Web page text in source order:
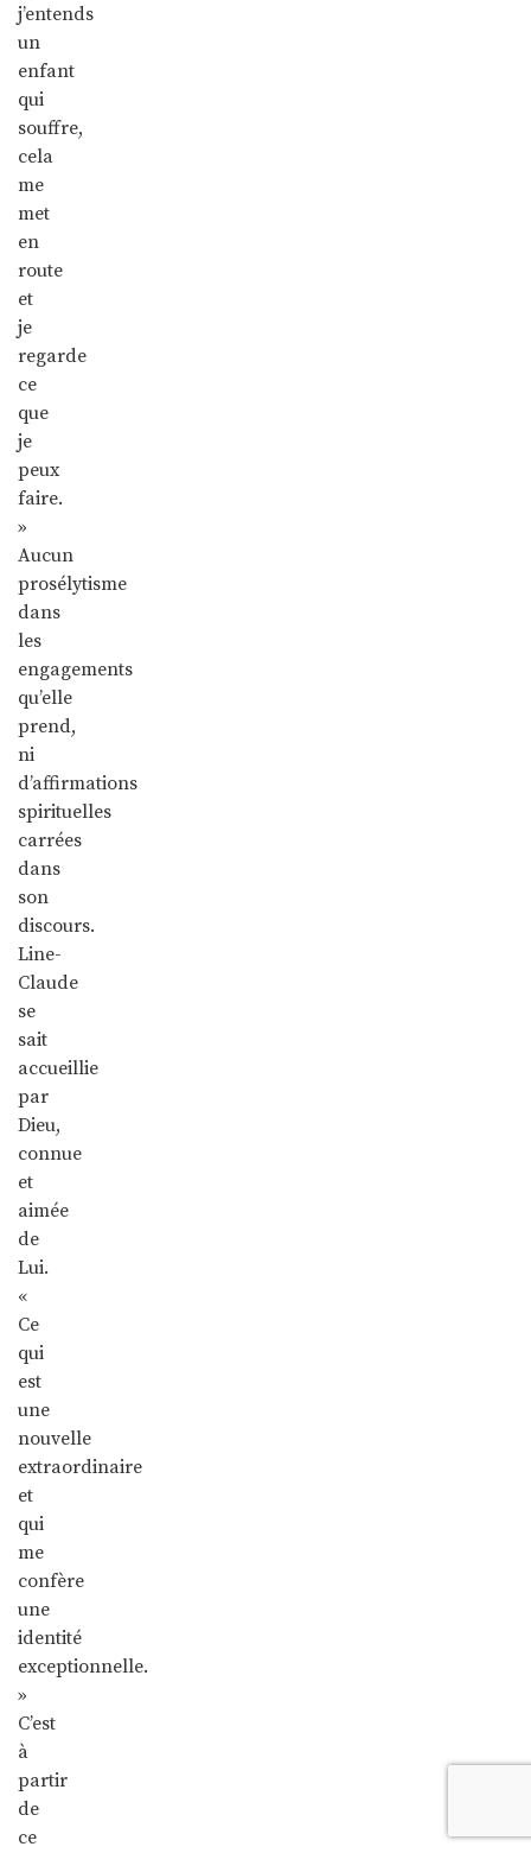
j’entends
un
enfant
qui
souffre,
cela
me
met
en
route
et
je
regarde
ce
que
je
peux
faire.
»
Aucun
prosélytisme
dans
les
engagements
qu’elle
prend,
ni
d’affirmations
spirituelles
carrées
dans
son
discours.
Line-
Claude
se
sait
accueillie
par
Dieu,
connue
et
aimée
de
Lui.
«
Ce
qui
est
une
nouvelle
extraordinaire
et
qui
me
confère
une
identité
exceptionnelle.
»
C’est
à
partir
de
ce